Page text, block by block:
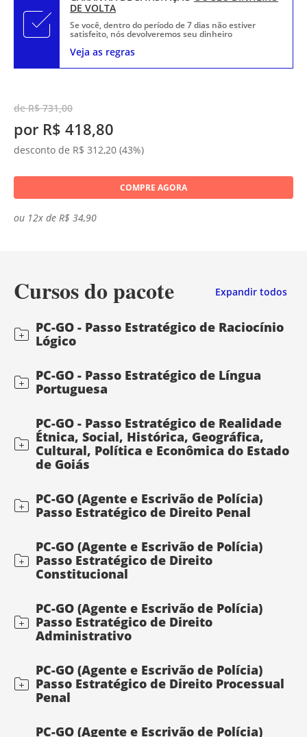
de R$ 731,00
por R$ 418,80
desconto de R$ 312,20 (43%)
COMPRE AGORA
ou 12x de R$ 34,90
DE VOLTA
Se você, dentro do período de 7 dias não estiver
satisfeito, nós devolveremos seu dinheiro
Veja as regras
Cursos do pacote Expandir todos
PC-GO - Passo Estratégico de Raciocínio
Lógico
PC-GO - Passo Estratégico de Língua
Portuguesa
PC-GO - Passo Estratégico de Realidade
Étnica, Social, Histórica, Geográfica,
Cultural, Política e Econômica do Estado
de Goiás
PC-GO (Agente e Escrivão de Polícia)
Passo Estratégico de Direito Penal
PC-GO (Agente e Escrivão de Polícia)
Passo Estratégico de Direito
Constitucional
PC-GO (Agente e Escrivão de Polícia)
Passo Estratégico de Direito
Administrativo
PC-GO (Agente e Escrivão de Polícia)
Passo Estratégico de Direito Processual
Penal
PC-GO (Agente e Escrivão de Polícia)